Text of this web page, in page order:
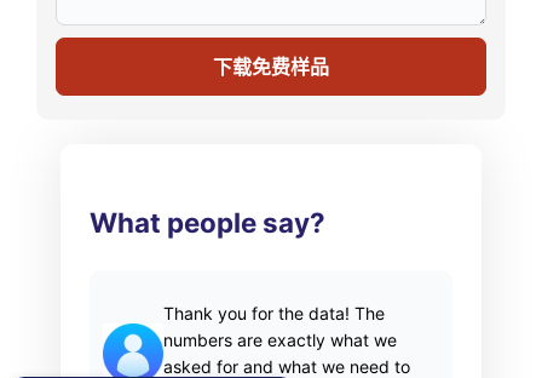
下载免费样品
What people say?
Thank you for the data! The
numbers are exactly what we
asked for and what we need to